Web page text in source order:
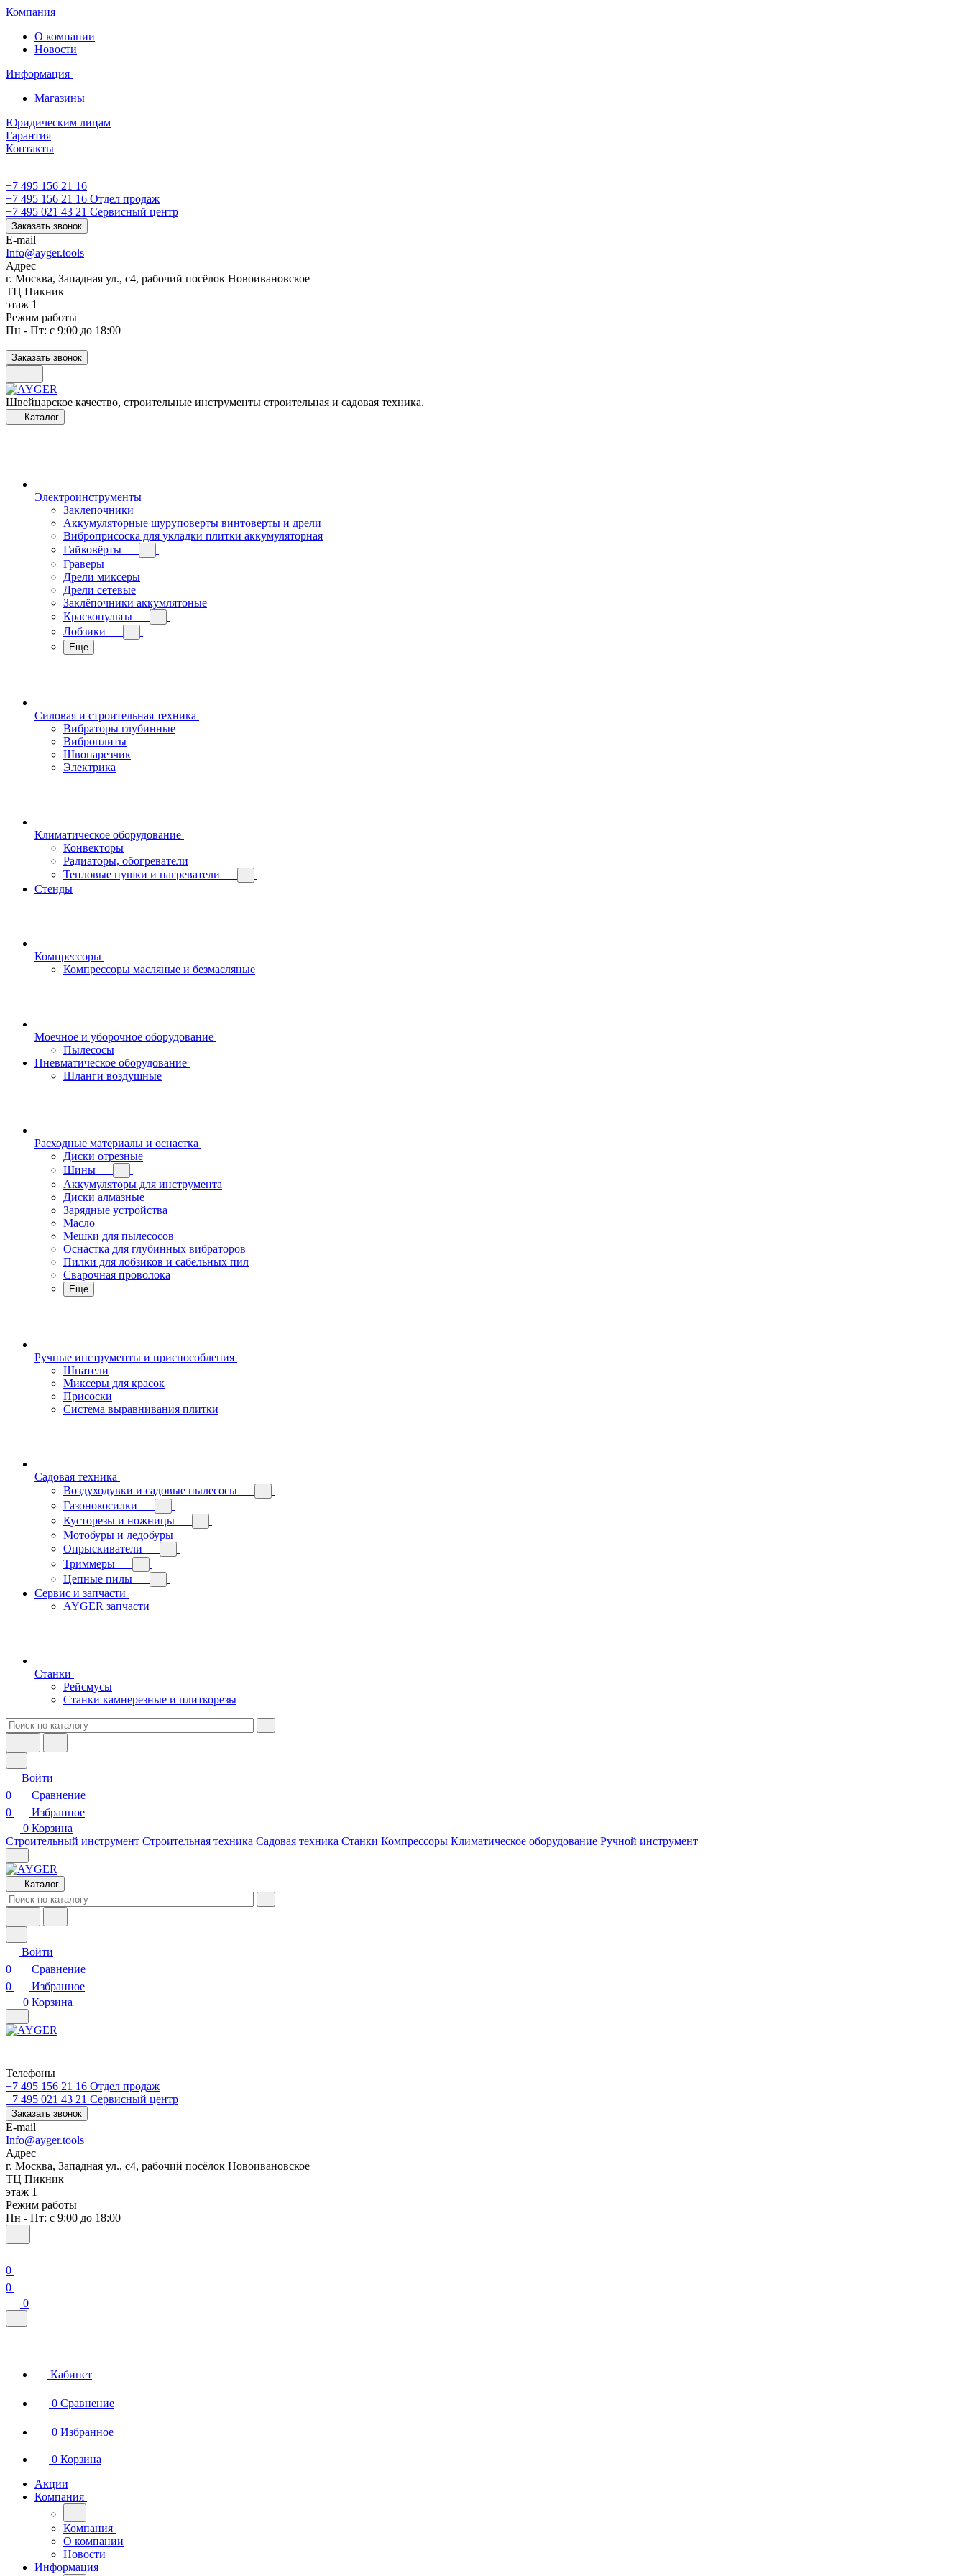
Компания
О компании
Новости
Информация
Магазины
Юридическим лицам
Гарантия
Контакты
+7 495 156 21 16
+7 495 156 21 16 Отдел продаж
+7 495 021 43 21 Cервисный центр
Заказать звонок
E-mail
Info@ayger.tools
Адрес
г. Москва, Западная ул., с4, рабочий посёлок Новоивановское
ТЦ Пикник
этаж 1
Режим работы
Пн - Пт: с 9:00 до 18:00
Заказать звонок
Швейцарское качество, строительные инструменты строительная и садовая техника.
Каталог
Электроинструменты
Заклепочники
Аккумуляторные шуруповерты винтоверты и дрели
Виброприсоска для укладки плитки аккумуляторная
Гайковёрты
Граверы
Дрели миксеры
Дрели сетевые
Заклёпочники аккумлятоные
Краскопульты
Лобзики
Еще
Силовая и строительная техника
Вибраторы глубинные
Виброплиты
Швонарезчик
Электрика
Климатическое оборудование
Конвекторы
Радиаторы, обогреватели
Тепловые пушки и нагреватели
Стенды
Компрессоры
Компрессоры масляные и безмасляные
Моечное и уборочное оборудование
Пылесосы
Пневматическое оборудование
Шланги воздушные
Расходные материалы и оснастка
Диски отрезные
Шины
Аккумуляторы для инструмента
Диски алмазные
Зарядные устройства
Масло
Мешки для пылесосов
Оснастка для глубинных вибраторов
Пилки для лобзиков и сабельных пил
Сварочная проволока
Еще
Ручные инструменты и приспособления
Шпатели
Миксеры для красок
Присоски
Система выравнивания плитки
Садовая техника
Воздуходувки и садовые пылесосы
Газонокосилки
Кусторезы и ножницы
Мотобуры и ледобуры
Опрыскиватели
Триммеры
Цепные пилы
Сервис и запчасти
AYGER запчасти
Станки
Рейсмусы
Станки камнерезные и плиткорезы
Войти
0
Сравнение
0
Избранное
0 Корзина
Строительный инструмент Строительная техника Садовая техника Станки Компрессоры Климатическое оборудование Ручной инструмент
Каталог
Войти
0
Сравнение
0
Избранное
0 Корзина
Телефоны
+7 495 156 21 16 Отдел продаж
+7 495 021 43 21 Cервисный центр
Заказать звонок
E-mail
Info@ayger.tools
Адрес
г. Москва, Западная ул., с4, рабочий посёлок Новоивановское
ТЦ Пикник
этаж 1
Режим работы
Пн - Пт: с 9:00 до 18:00
0
0
0
Кабинет
0 Сравнение
0 Избранное
0 Корзина
Акции
Компания
Компания
О компании
Новости
Информация